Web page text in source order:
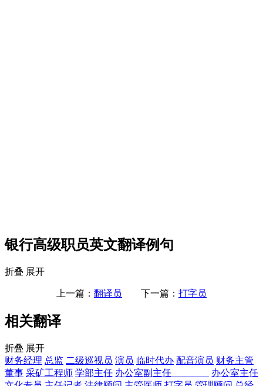
银行高级职员英文翻译例句
折叠 展开
上一篇： 翻译员 下一篇： 打字员
相关翻译
折叠 展开
财务经理 总监 二级巡视员 演员 临时代办 配音演员 财务主管
董事 采矿工程师 学部主任 办公室副主任________
办公室主任